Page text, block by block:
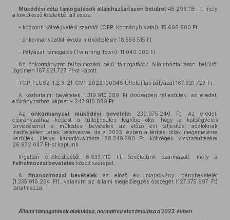
Működési célú támogatások államháztartáson belülről 45.296.115 Ft, mely
a következő tételekből áll össze:
- központi költségvetési szervtől (OEP, Kormányhivatal): 15.696.600 Ft
- önkormányzattól: óvoda működtetésre 18.559.515 Ft
- Pályázati támogatás (Twinning Town): 11.040.000 Ft
Az önkormányzat felhalmozási célú támogatások államháztartáson belülről
jogcímen 167.921.727 Ft-ot kapott.
TOP_PLUSZ-1.2.3-21-GM1-2022-00046 Útfelújítás pályázat 167.921.727 Ft
A közhatalmi bevételek 1.319.910.089 Ft összegben teljesültek, az eredeti
előirányzathoz képest + 247.910.089 Ft.
Az önkormányzat működési bevételei 230.975.240 Ft. Az eredeti
előirányzathoz képest a túlteljesülés legfőbb oka, hogy a költségvetés
tervezésénél a működési bevételek az előző évi teljesítési adatoknak
megfelelően lettek betervezve, de a 2023. évben a térítési díjak megemelésre
kerültek, illetve kamatjóváírásra 88.349.390 Ft, költségek visszatérítésére
26.872.047 Ft-ot kaptunk.
Ingatlan értékesítésből 6.633.710 Ft bevételünk származott, mely a
felhalmozási bevételek között szerepel.
A
finanszírozási bevételek az előző évi maradvány igénybevételét
(1.335.016.264 Ft), valamint az állami megelőlegzés összegét (127.375.997 Ft)
tartalmazza.
Állami támogatások alakulása, normatíva elszámolása a 2023. évben: